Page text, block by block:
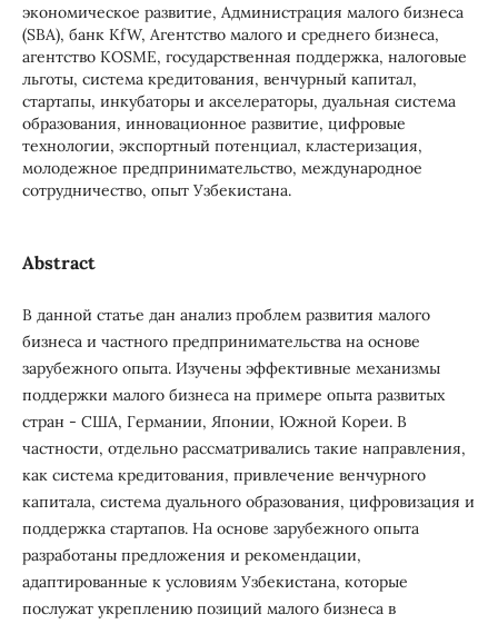
экономическое развитие, Администрация малого бизнеса
(SBA), банк KfW, Агентство малого и среднего бизнеса,
агентство KOSME, государственная поддержка, налоговые
льготы, система кредитования, венчурный капитал,
стартапы, инкубаторы и акселераторы, дуальная система
образования, инновационное развитие, цифровые
технологии, экспортный потенциал, кластеризация,
молодежное предпринимательство, международное
сотрудничество, опыт Узбекистана.
Abstract
В данной статье дан анализ проблем развития малого
бизнеса и частного предпринимательства на основе
зарубежного опыта. Изучены эффективные механизмы
поддержки малого бизнеса на примере опыта развитых
стран - США, Германии, Японии, Южной Кореи. В
частности, отдельно рассматривались такие направления,
как система кредитования, привлечение венчурного
капитала, система дуального образования, цифровизация и
поддержка стартапов. На основе зарубежного опыта
разработаны предложения и рекомендации,
адаптированные к условиям Узбекистана, которые
послужат укреплению позиций малого бизнеса в